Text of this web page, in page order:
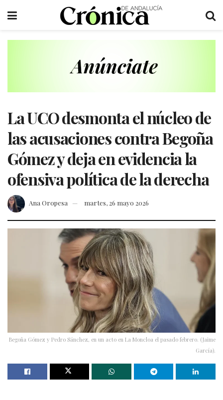
La UCO desmonta el núcleo de
las acusaciones contra Begoña
Gómez y deja en evidencia la
ofensiva política de la derecha
Ana Oropesa martes, 26 mayo 2026
Begoña Gómez y Pedro Sánchez, en un acto en La Moncloa el pasado febrero. (Jaime
García).